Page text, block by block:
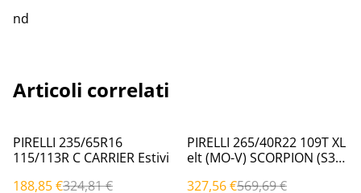
nd
Articoli correlati
%
PIRELLI 235/65R16
115/113R C CARRIER Estivi
188,85 €324,81 €
%
PIRELLI 265/40R22 109T XL
elt (MO-V) SCORPION (S3)
327,56 €569,69 €